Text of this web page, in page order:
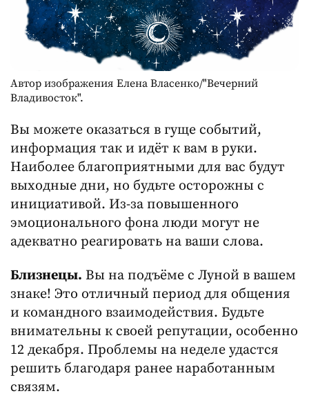
Автор изображения Елена Власенко/"Вечерний
Владивосток".
Вы можете оказаться в гуще событий,
информация так и идёт к вам в руки.
Наиболее благоприятными для вас будут
выходные дни, но будьте осторожны с
инициативой. Из-за повышенного
эмоционального фона люди могут не
адекватно реагировать на ваши слова.
Близнецы. Вы на подъёме с Луной в вашем
знаке! Это отличный период для общения
и командного взаимодействия. Будьте
внимательны к своей репутации, особенно
12 декабря. Проблемы на неделе удастся
решить благодаря ранее наработанным
связям.